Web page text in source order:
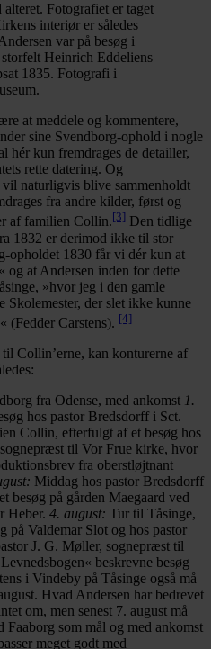
Fotografiet er taget
interiør er således
var på besøg i
Heinrich Eddeliens
1835. Fotografi i
at meddele og kommentere,
sine Svendborg-ophold i nogle
hér kun fremdrages de detailler,
rette datering. Og
naturligvis blive sammenholdt
fra andre kilder, først og
af familien Collin.[3] Den tidlige
1832 er derimod ikke til stor
opholdet 1830 får vi dér kun at
og at Andersen inden for dette
»hvor jeg i den gamle
Skolemester, der slet ikke kunne
(Fedder Carstens). [4]
Collin’erne, kan konturerne af
fra Odense, med ankomst 1.
hos pastor Bredsdorff i Sct.
Collin, efterfulgt af et besøg hos
til Vor Frue kirke, hvor
fra oberstløjtnant
Middag hos pastor Bredsdorff
besøg på gården Maegaard ved
Heber. 4. august: Tur til Tåsinge,
på Valdemar Slot og hos pastor
J. G. Møller, sognepræst til
beskrevne besøg
i Vindeby på Tåsinge også må
Hvad Andersen har bedrevet
om, men senest 7. august må
Faaborg som mål og med ankomst
meget godt med